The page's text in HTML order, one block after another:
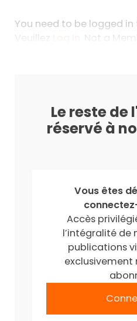
You need to be logged
Veuillez
. Not a
Le reste de
réservé à
Vous êtes
Accès
l’intégralité de
publications
exclusivement